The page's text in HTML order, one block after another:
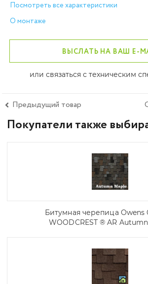
Посмотреть все характеристики
О монтаже
ВЫСЛАТЬ НА ВАШ E-
или связаться с техническим
Предыдущий товар
Покупатели также
Битумная черепица Owens
WOODCREST ® AR